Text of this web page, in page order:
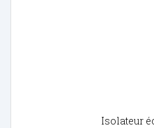
Isolateur